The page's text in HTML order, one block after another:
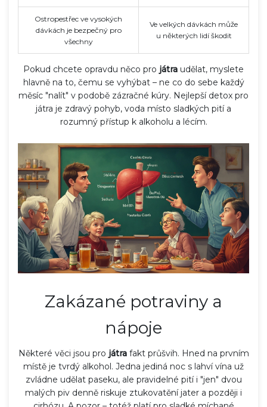
Ostropestřec ve vysokých
dávkách je bezpečný pro
všechny
Ve velkých dávkách může
u některých lidí škodit
Pokud chcete opravdu něco pro játra udělat, myslete
hlavně na to, čemu se vyhýbat – ne co do sebe každý
měsíc "nalít" v podobě zázračné kúry. Nejlepší detox pro
játra je zdravý pohyb, voda místo sladkých pití a
rozumný přístup k alkoholu a lécím.
Zakázané potraviny a
nápoje
Některé věci jsou pro játrafakt průšvih. Hned na prvním
místě je tvrdý alkohol. Jedna jediná noc s lahví vína už
zvládne udělat paseku, ale pravidelné pití i "jen" dvou
malých piv denně riskuje ztukovatění jater a později i